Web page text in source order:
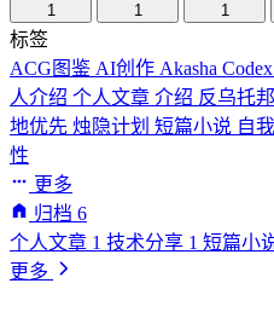
1
1
1
标签
ACG图鉴 AI创作 Akasha Codex
人介绍 个人文章 介绍 反乌托邦
地优先 烛隐计划 短篇小说 自
性
更多
归档 6
个人文章 1 技术分享 1 短篇小
更多